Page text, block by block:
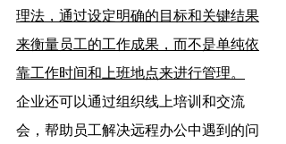
理法，通过设定明确的目标和关键结果
来衡量员工的工作成果，而不是单纯依
靠工作时间和上班地点来进行管理。
企业还可以通过组织线上培训和交流
会，帮助员工解决远程办公中遇到的问